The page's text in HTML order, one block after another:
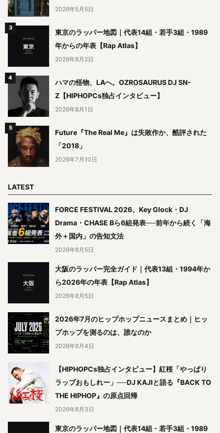
2026年5月5日
東京のラッパー地図｜代表14組・若手3組・1989
年からの年表【Rap Atlas】
2026年8月2日
ハマの怪物、LAへ。OZROSAURUS DJ SN-
Z【HIPHOPCs独占インタビュー】
2026年8月1日
Future『The Real Me』は失敗作か、酷評された
「2018」
2026年7月10日
LATEST
FORCE FESTIVAL 2026、Key Glock・DJ
Drama・CHASE Bら6組発表──前年から続く「海
外＋国内」の告知文法
2026年8月5日
大阪のラッパー完全ガイド｜代表13組・1994年か
ら2026年の年表【Rap Atlas】
2026年8月5日
2026年7月のヒップホップニュースまとめ｜ヒッ
プホップを測るのは、誰なのか
2026年8月4日
【HIPHOPCs独占インタビュー】紅桜「やっぱり
ラップおもしれー」──DJ KAJIと語る『BACK TO
THE HIPHOP』の原点回帰
2026年8月3日
東京のラッパー地図｜代表14組・若手3組・1989